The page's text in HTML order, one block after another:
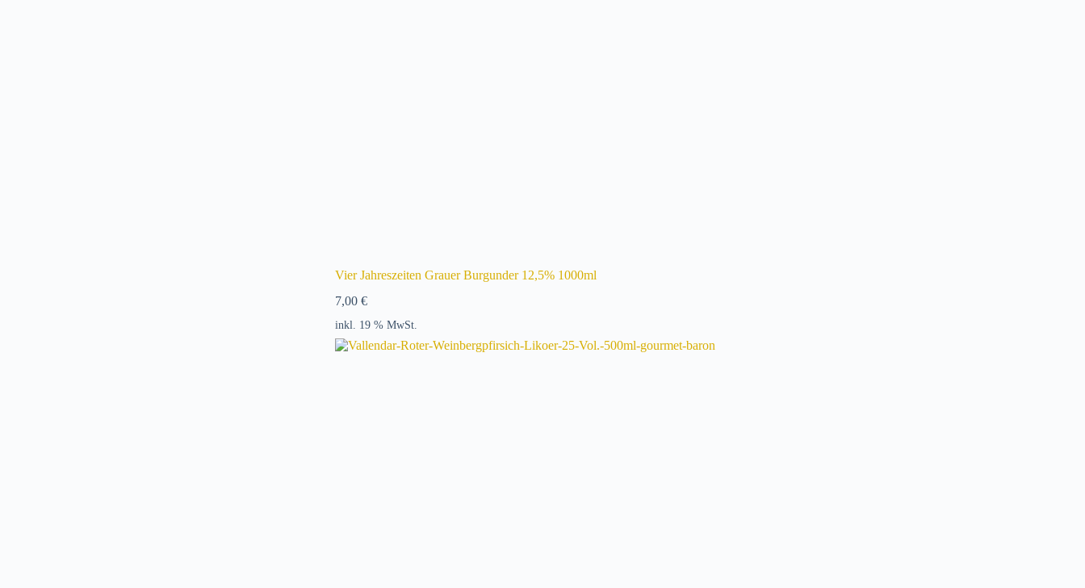
Vier Jahreszeiten Grauer Burgunder 12,5% 1000ml
7,00 €
inkl. 19 % MwSt.